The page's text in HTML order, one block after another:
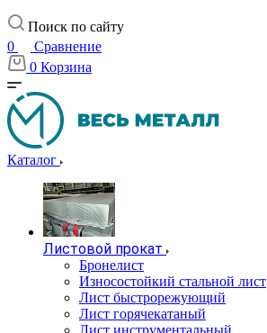
Поиск по сайту
0
Сравнение
0 Корзина
Каталог
Листовой прокат
Бронелист
Износостойкий стальной лист
Лист быстрорежующий
Лист горячекатаный
Лист инструментальный